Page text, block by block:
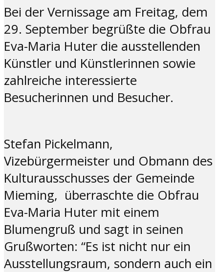
Bei der Vernissage am Freitag, dem
29. September begrüßte die Obfrau
Eva-Maria Huter die ausstellenden
Künstler und Künstlerinnen sowie
zahlreiche interessierte
Besucherinnen und Besucher.
Stefan Pickelmann,
Vizebürgermeister und Obmann des
Kulturausschusses der Gemeinde
Mieming, überraschte die Obfrau
Eva-Maria Huter mit einem
Blumengruß und sagt in seinen
Grußworten: “Es ist nicht nur ein
Ausstellungsraum, sondern auch ein